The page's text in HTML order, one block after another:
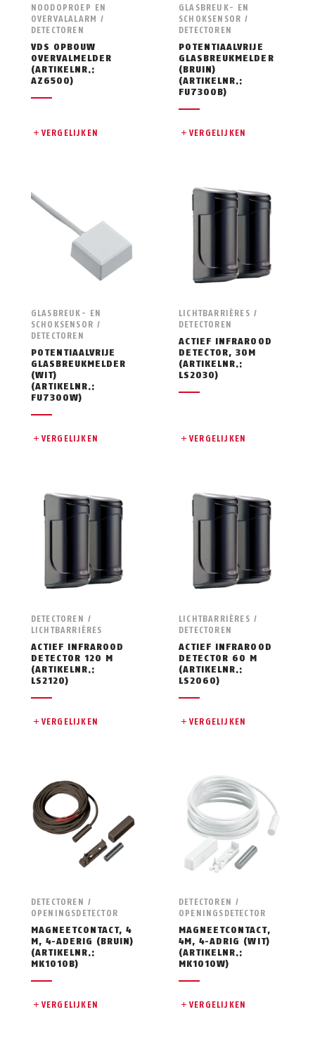
NOODOPROEP EN
OVERVALALARM /
DETECTOREN
VDS OPBOUW
OVERVALMELDER
(ARTIKELNR.:
AZ6500)
VERGELIJKEN
GLASBREUK- EN
SCHOKSENSOR /
DETECTOREN
POTENTIAALVRIJE
GLASBREUKMELDER
(BRUIN)
(ARTIKELNR.:
FU7300B)
VERGELIJKEN
GLASBREUK- EN
SCHOKSENSOR /
DETECTOREN
POTENTIAALVRIJE
GLASBREUKMELDER
(WIT)
(ARTIKELNR.:
FU7300W)
VERGELIJKEN
LICHTBARRIÈRES /
DETECTOREN
ACTIEF INFRAROOD
DETECTOR, 30M
(ARTIKELNR.:
LS2030)
VERGELIJKEN
DETECTOREN /
LICHTBARRIÈRES
ACTIEF INFRAROOD
DETECTOR 120 M
(ARTIKELNR.:
LS2120)
VERGELIJKEN
LICHTBARRIÈRES /
DETECTOREN
ACTIEF INFRAROOD
DETECTOR 60 M
(ARTIKELNR.:
LS2060)
VERGELIJKEN
DETECTOREN /
OPENINGSDETECTOR
MAGNEETCONTACT, 4
M, 4-ADERIG (BRUIN)
(ARTIKELNR.:
MK1010B)
VERGELIJKEN
DETECTOREN /
OPENINGSDETECTOR
MAGNEETCONTACT,
4M, 4-ADRIG (WIT)
(ARTIKELNR.:
MK1010W)
VERGELIJKEN